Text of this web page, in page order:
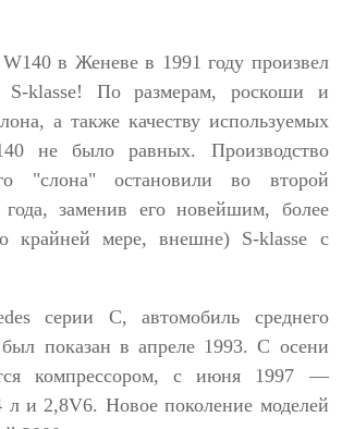
в Женеве в 1991 году произвел
S-klasse! По размерам, роскоши и
а также качеству используемых
не было равных. Производство
"слона" остановили во второй
заменив его новейшим, более
крайней мере, внешне) S-klasse с
серии C, автомобиль среднего
был показан в апреле 1993. С осени
компрессором, с июня 1997 —
л и 2,8V6. Новое поколение моделей